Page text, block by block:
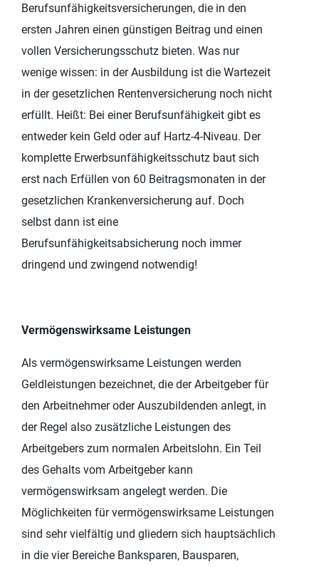
Berufsunfähigkeitsversicherungen, die in den
ersten Jahren einen günstigen Beitrag und einen
vollen Versicherungsschutz bieten. Was nur
wenige wissen: in der Ausbildung ist die Wartezeit
in der gesetzlichen Rentenversicherung noch nicht
erfüllt. Heißt: Bei einer Berufsunfähigkeit gibt es
entweder kein Geld oder auf Hartz-4-Niveau. Der
komplette Erwerbsunfähigkeitsschutz baut sich
erst nach Erfüllen von 60 Beitragsmonaten in der
gesetzlichen Krankenversicherung auf. Doch
selbst dann ist eine
Berufsunfähigkeitsabsicherung noch immer
dringend und zwingend notwendig!
Vermögenswirksame Leistungen
Als vermögenswirksame Leistungen werden
Geldleistungen bezeichnet, die der Arbeitgeber für
den Arbeitnehmer oder Auszubildenden anlegt, in
der Regel also zusätzliche Leistungen des
Arbeitgebers zum normalen Arbeitslohn. Ein Teil
des Gehalts vom Arbeitgeber kann
vermögenswirksam angelegt werden. Die
Möglichkeiten für vermögenswirksame Leistungen
sind sehr vielfältig und gliedern sich hauptsächlich
in die vier Bereiche Banksparen, Bausparen,